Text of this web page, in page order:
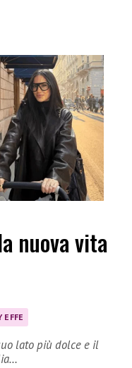
nuova vita
EFFE
lato più dolce e il